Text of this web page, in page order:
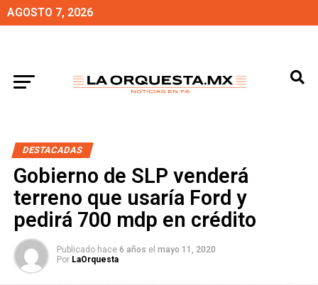
AGOSTO 7, 2026
DESTACADAS
Gobierno de SLP venderá
terreno que usaría Ford y
pedirá 700 mdp en crédito
Publicado hace 6 años el mayo 11, 2020
Por LaOrquesta